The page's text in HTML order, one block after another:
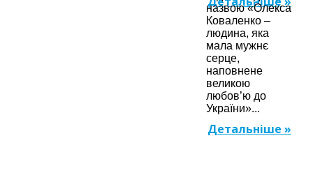
назвою «Олекса
Коваленко –
людина, яка
мала мужнє
серце,
наповнене
великою
любов’ю до
України»...
Детальніше »